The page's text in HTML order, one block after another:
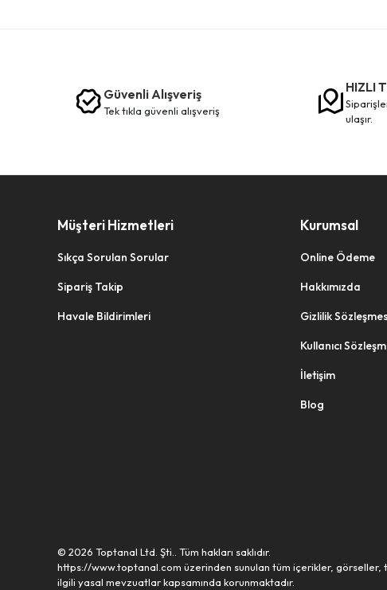
Güvenli Alışveriş
tek tikla güvenli̇ alişveri̇ş
HIZLI
siparişleriniz en kısa sürede elinize
ulaşır.
Müşteri Hizmetleri
Sıkça Sorulan Sorular
Sipariş Takip
Havale Bildirimleri
Kurumsal
Online Ödeme
Hakkımızda
Gizlilik
Kullanıcı
İletişim
Blog
© 2026 Toptanal Ltd. Şti.. Tüm hakları saklıdır.
https://www.toptanal.com üzerinden sunulan tüm içerikler, görseller,
ilgili yasal mevzuatlar kapsamında korunmaktadır.